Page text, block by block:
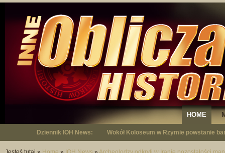
HOME
Dziennik IOH News: Wokół Koloseum w Rzymie powstanie
"Niepodległy - opowieść o Januszu